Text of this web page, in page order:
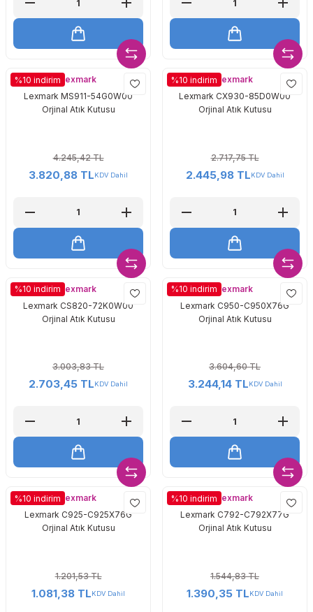
%10 indirim Lexmark
Lexmark MS911-54G0W00
Orjinal Atık Kutusu
4.245,42 TL
3.820,88 TLKDV Dahil
%10 indirim Lexmark
Lexmark CX930-85D0W00
Orjinal Atık Kutusu
2.717,75 TL
2.445,98 TLKDV Dahil
%10 indirim Lexmark
Lexmark CS820-72K0W00
Orjinal Atık Kutusu
3.003,83 TL
2.703,45 TLKDV Dahil
%10 indirim Lexmark
Lexmark C950-C950X76G
Orjinal Atık Kutusu
3.604,60 TL
3.244,14 TLKDV Dahil
%10 indirim Lexmark
Lexmark C925-C925X76G
Orjinal Atık Kutusu
1.201,53 TL
1.081,38 TLKDV Dahil
%10 indirim Lexmark
Lexmark C792-C792X77G
Orjinal Atık Kutusu
1.544,83 TL
1.390,35 TLKDV Dahil